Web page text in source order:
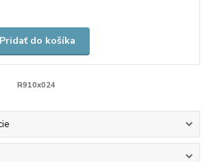
Pridať do košíka
R910x024